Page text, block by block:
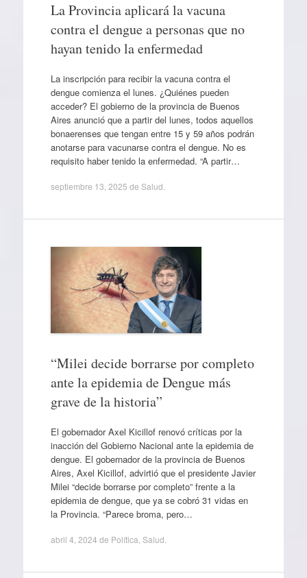
La Provincia aplicará la vacuna
contra el dengue a personas que no
hayan tenido la enfermedad
La inscripción para recibir la vacuna contra el
dengue comienza el lunes. ¿Quiénes pueden
acceder? El gobierno de la provincia de Buenos
Aires anunció que a partir del lunes, todos aquellos
bonaerenses que tengan entre 15 y 59 años podrán
anotarse para vacunarse contra el dengue. No es
requisito haber tenido la enfermedad. “A partir…
septiembre 13, 2025 de Salud
“Milei decide borrarse por completo
ante la epidemia de Dengue más
grave de la historia”
El gobernador Axel Kicillof renovó críticas por la
inacción del Gobierno Nacional ante la epidemia de
dengue. El gobernador de la provincia de Buenos
Aires, Axel Kicillof, advirtió que el presidente Javier
Milei “decide borrarse por completo” frente a la
epidemia de dengue, que ya se cobró 31 vidas en
la Provincia. “Parece broma, pero…
abril 4, 2024 de Política Salud